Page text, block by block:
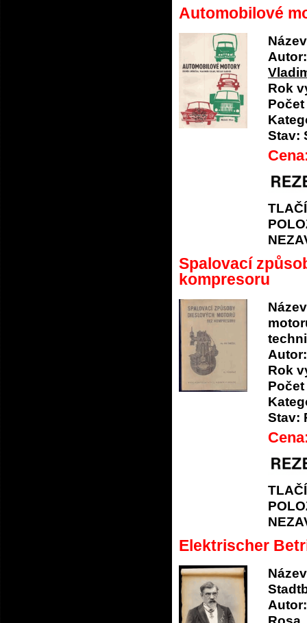
Automobilové
Autor:
Rok
Stav:
Spalovací
kompresoru
Autor:
Rok
Stav:
Elektrischer
Autor: